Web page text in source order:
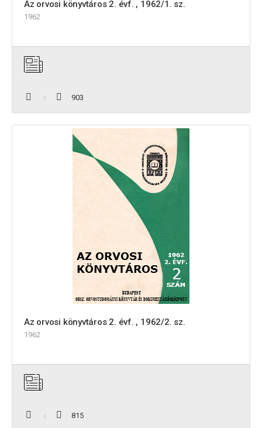
Az orvosi könyvtáros 2. évf. , 1962/1. sz.
1962
903
Az orvosi könyvtáros 2. évf. , 1962/2. sz.
1962
815